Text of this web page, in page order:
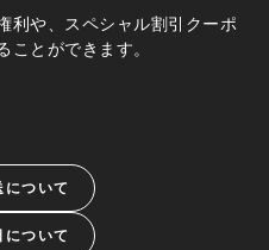
利や、スペシャル割引クーポ
とができます。
ついて
について